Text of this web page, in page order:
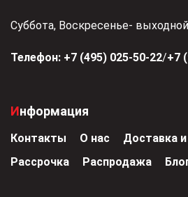
Суббота, Воскресенье- выходной
Телефон: +7 (495) 025-50-22/+7
Информация
Контакты О нас
Доставка
Рассрочка
Распродажа